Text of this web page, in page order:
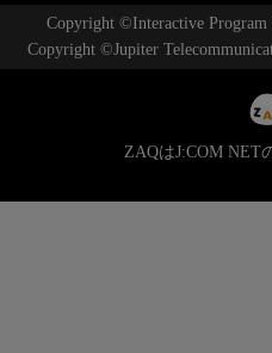
Copyright ©Interactive Program
Copyright ©Jupiter
ZAQはJ:COM NET